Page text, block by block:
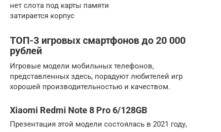
нет слота под карты памяти
затирается корпус
ТОП-3 игровых смартфонов до 20 000
рублей
Игровые модели мобильных телефонов,
представленных здесь, порадуют любителей игр
хорошей производительностью и качеством.
Xiaomi Redmi Note 8 Pro 6/128GB
Презентация этой модели состоялась в 2021 году,